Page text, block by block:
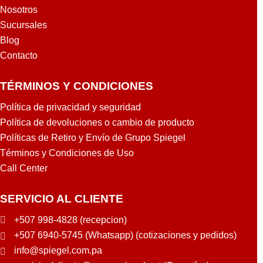
Nosotros
Sucursales
Blog
Contacto
TÉRMINOS Y CONDICIONES
Política de privacidad y seguridad
Política de devoluciones o cambio de producto
Políticas de Retiro y Envío de Grupo Spiegel
Términos y Condiciones de Uso
Call Center
SERVICIO AL CLIENTE
+507 998-4828 (recepcion)
+507 6940-5745 (Whatsapp) (cotizaciones y pedidos)
info@spiegel.com.pa